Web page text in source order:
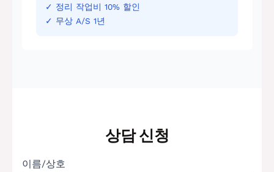
✓ 정리 작업비 10% 할인
✓ 무상 A/S 1년
상담 신청
이름/상호